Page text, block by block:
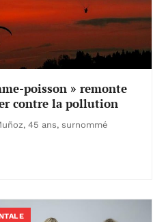
poisson » remonte
contre la pollution
45 ans, surnommé